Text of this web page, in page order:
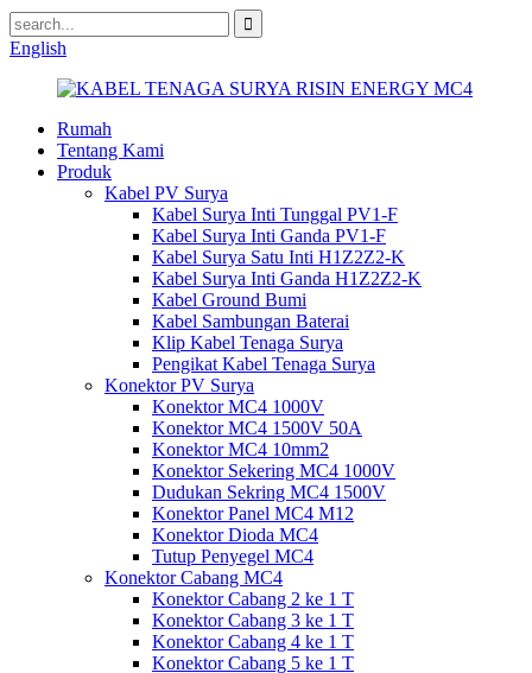
English
Rumah
Tentang Kami
Produk
Kabel PV Surya
Kabel Surya Inti Tunggal PV1-F
Kabel Surya Inti Ganda PV1-F
Kabel Surya Satu Inti H1Z2Z2-K
Kabel Surya Inti Ganda H1Z2Z2-K
Kabel Ground Bumi
Kabel Sambungan Baterai
Klip Kabel Tenaga Surya
Pengikat Kabel Tenaga Surya
Konektor PV Surya
Konektor MC4 1000V
Konektor MC4 1500V 50A
Konektor MC4 10mm2
Konektor Sekering MC4 1000V
Dudukan Sekring MC4 1500V
Konektor Panel MC4 M12
Konektor Dioda MC4
Tutup Penyegel MC4
Konektor Cabang MC4
Konektor Cabang 2 ke 1 T
Konektor Cabang 3 ke 1 T
Konektor Cabang 4 ke 1 T
Konektor Cabang 5 ke 1 T